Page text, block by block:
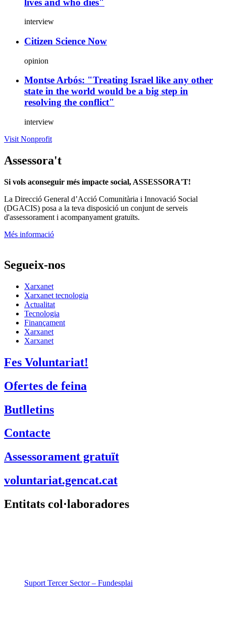
interview
Citizen Science Now
opinion
Montse Arbós: "Treating Israel like any other
state in the world would be a big step in
resolving the conflict"
interview
Visit Nonprofit
Assessora't
Si vols aconseguir més impacte social, ASSESSORA'T!
La Direcció General d’Acció Comunitària i Innovació Social
(DGACIS) posa a la teva disposició un conjunt de serveis
d'assessorament i acompanyament gratuïts.
Més informació
Segueix-nos
Xarxanet
Xarxanet tecnologia
Actualitat
Tecnologia
Finançament
Xarxanet
Xarxanet
Fes Voluntariat!
Ofertes de feina
Butlletins
Contacte
Assessorament gratuït
voluntariat.gencat.cat
Entitats col·laboradores
Suport Tercer Sector – Fundesplai